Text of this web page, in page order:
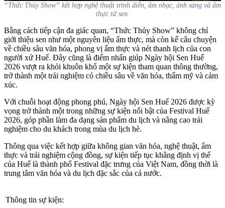
“Thức Thủy Show” kết hợp nghệ thuật trình diễn, âm nhạc, ánh sáng và ẩm
thực từ sen.
Bằng cách tiếp cận đa giác quan, “Thức Thủy Show” không chỉ
giới thiệu sen như một nguyên liệu ẩm thực, mà còn kể câu chuyện
về chiều sâu văn hóa, phong vị ẩm thực và nét thanh lịch của con
người xứ Huế. Đây cũng là điểm nhấn giúp Ngày hội Sen Huế
2026 vượt ra khỏi khuôn khổ một sự kiện tham quan thông thường,
trở thành một trải nghiệm có chiều sâu về văn hóa, thẩm mỹ và cảm
xúc.
Với chuỗi hoạt động phong phú, Ngày hội Sen Huế 2026 được kỳ
vọng trở thành một trong những sự kiện nổi bật của Festival Huế
2026, góp phần làm đa dạng sản phẩm du lịch và nâng cao trải
nghiệm cho du khách trong mùa du lịch hè.
Thông qua việc kết hợp giữa không gian văn hóa, nghệ thuật, ẩm
thực và trải nghiệm cộng đồng, sự kiện tiếp tục khẳng định vị thế
của Huế là thành phố Festival đặc trưng của Việt Nam, đồng thời là
trung tâm văn hóa và du lịch đặc sắc của cả nước.
Thông tin sự kiện: